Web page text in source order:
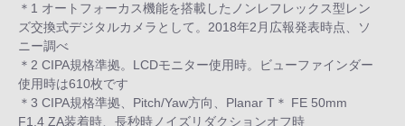
＊1 オートフォーカス機能を搭載したノンレフレックス型レン
ズ交換式デジタルカメラとして。2018年2月広報発表時点、ソ
ニー調べ
＊2 CIPA規格準拠。LCDモニター使用時。ビューファインダー
使用時は610枚です
＊3 CIPA規格準拠、Pitch/Yaw方向、Planar T＊ FE 50mm
F1.4 ZA装着時、長秒時ノイズリダクションオフ時